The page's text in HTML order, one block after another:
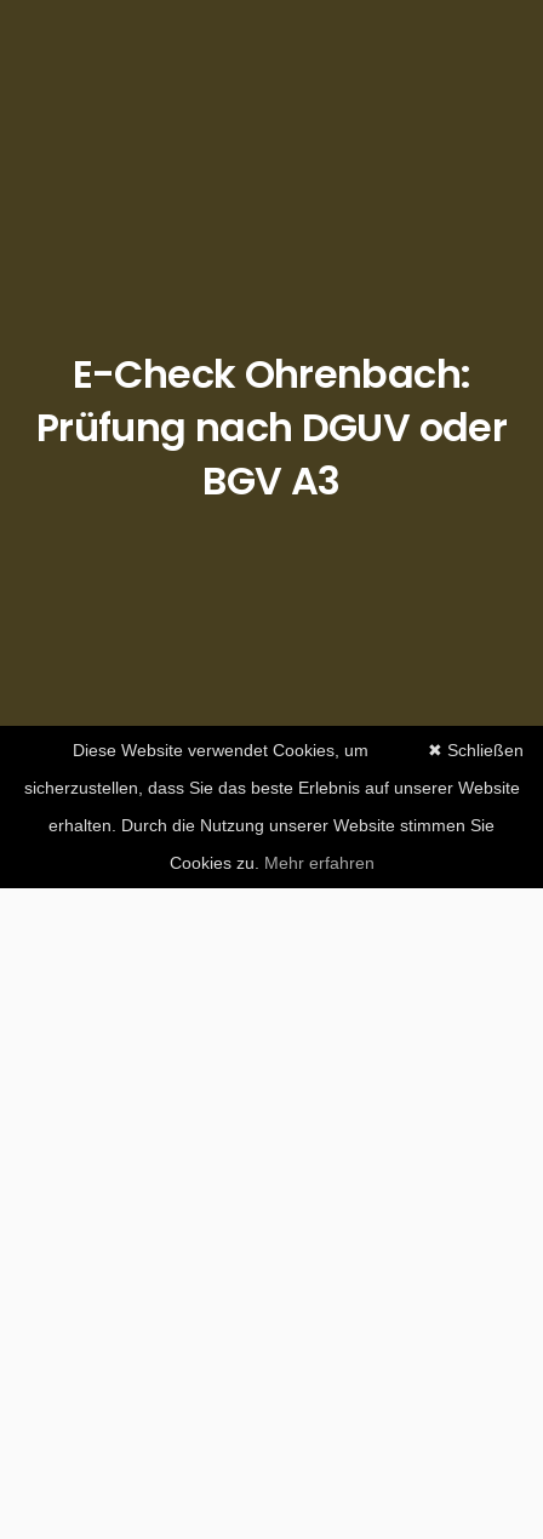
E-Check Ohrenbach:
Prüfung nach DGUV oder
BGV A3
✖ Schließen
Diese Website verwendet Cookies, um
sicherzustellen, dass Sie das beste Erlebnis auf unserer Website
erhalten. Durch die Nutzung unserer Website stimmen Sie
Cookies zu. Mehr erfahren